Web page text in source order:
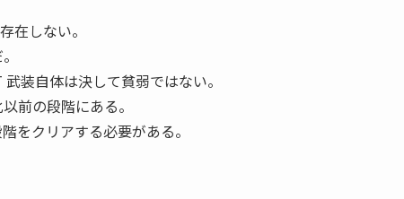
在しない。
装自体は決して貧弱ではない。
前の段階にある。
をクリアする必要がある。